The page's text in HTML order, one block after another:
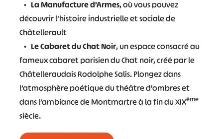
• La Manufacture d’Armes, où vous pouvez
découvrir l’histoire industrielle et sociale de
Châtellerault
• LeCabaret du Chat Noir, un espace consacré au
fameux cabaret parisien du Chat noir, créé par le
Châtelleraudais Rodolphe Salis. Plongez dans
l’atmosphère poétique du théâtre d’ombres et
dans l’ambiance de Montmartre à la fin du XIXème
siècle.